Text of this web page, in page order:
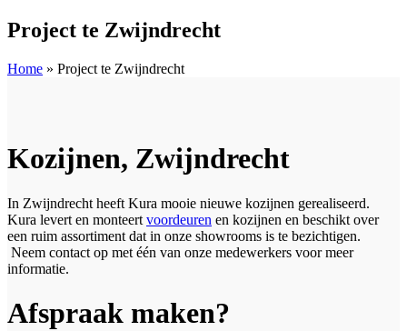
Project te Zwijndrecht
Home » Project te Zwijndrecht
Kozijnen, Zwijndrecht
In Zwijndrecht heeft Kura mooie nieuwe kozijnen gerealiseerd.
Kura levert en monteert voordeuren en kozijnen en beschikt over
een ruim assortiment dat in onze showrooms is te bezichtigen.
Neem contact op met één van onze medewerkers voor meer
informatie.
Afspraak maken?